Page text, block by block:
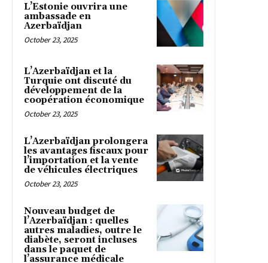
L’Estonie ouvrira une
ambassade en
Azerbaïdjan
October 23, 2025
L’Azerbaïdjan et la
Turquie ont discuté du
développement de la
coopération économique
October 23, 2025
L’Azerbaïdjan prolongera
les avantages fiscaux pour
l’importation et la vente
de véhicules électriques
October 23, 2025
Nouveau budget de
l’Azerbaïdjan : quelles
autres maladies, outre le
diabète, seront incluses
dans le paquet de
l’assurance médicale